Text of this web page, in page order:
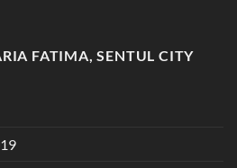
FATIMA, SENTUL CITY